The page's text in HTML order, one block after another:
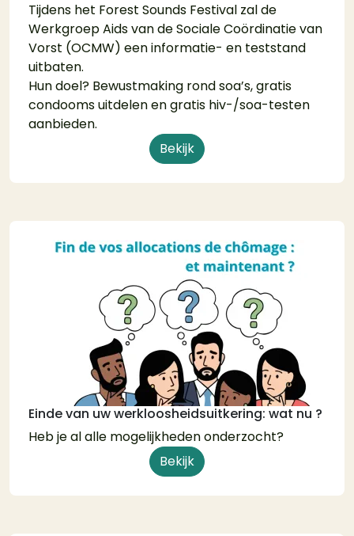
Tijdens het Forest Sounds Festival zal de
Werkgroep Aids van de Sociale Coördinatie van
Vorst (OCMW) een informatie- en teststand
uitbaten.
Hun doel? Bewustmaking rond soa’s, gratis
condooms uitdelen en gratis hiv-/soa-testen
aanbieden.
Bekijk
Einde van uw werkloosheidsuitkering: wat nu ?
Heb je al alle mogelijkheden onderzocht?
Bekijk